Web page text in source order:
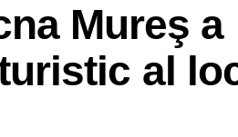
Mureş a
al